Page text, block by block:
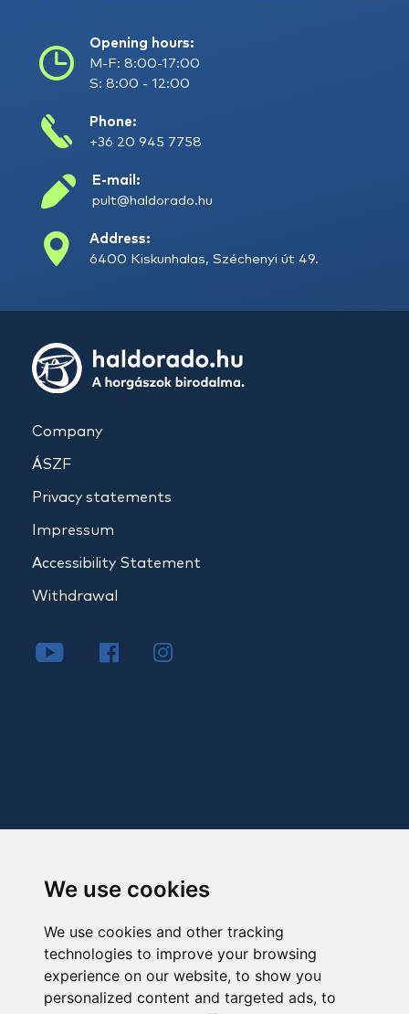
We use cookies
We use cookies and other tracking
technologies to improve your browsing
experience on our website, to show you
personalized content and targeted ads, to
Opening hours:
M-F: 8:00-17:00
S: 8:00 - 12:00
Phone:
+36 20 945 7758
E-mail:
pult@haldorado.hu
Address:
6400 Kiskunhalas, Széchenyi út 49.
Company
ÁSZF
Privacy statements
Impressum
Accessibility Statement
Withdrawal